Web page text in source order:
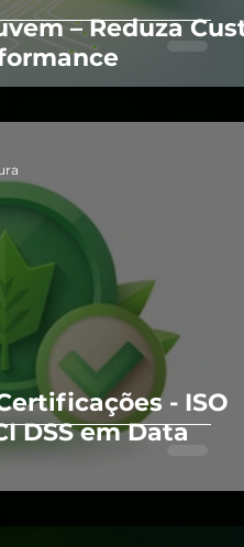
– Reduza
- ISO
DSS em Data